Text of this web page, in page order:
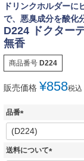
ドリンクホルダーに
で、悪臭成分を酸化
D224 ドクター
無香
商品番号 D224
販売価格 ¥858税込
品番
(
必
須
送料について